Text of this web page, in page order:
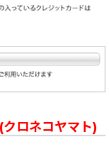
ロネコヤマト)